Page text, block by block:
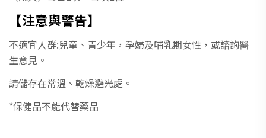
【注意與警告】
不適宜人群:兒童、青少年，孕婦及哺乳期女性，或諮詢醫
生意見。
請儲存在常溫、乾燥避光處。
*保健品不能代替藥品